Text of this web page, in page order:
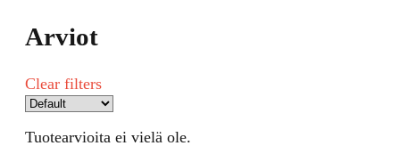
Arviot
Clear filters
Tuotearvioita ei vielä ole.